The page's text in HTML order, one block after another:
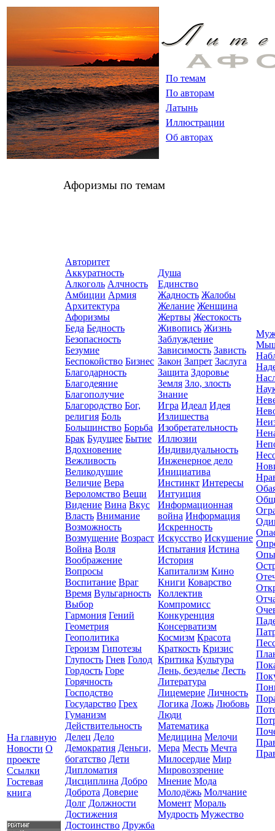
По темам
По авторам
Латынь
Иллюстрации
Об авторах
На главную
Новости О
проекте
Ссылки
Гостевая
книга
Афоризмы по темам
Авторитет
Аккуратность
Алкоголь Алчность
Амбиции Армия
Архитектура
Афоризмы
Беда Бедность
Безопасность
Безумие
Беспокойство Бизнес
Благодарность
Благодеяние
Благополучие
Благородство Бог,
религия Боль
Большинство Борьба
Брак Будущее Бытие
Вдохновение
Вежливость
Великодушие
Величие Вера
Вероломство Вещи
Видение Вина Вкус
Власть Внимание
Возможность
Возмущение Возраст
Война Воля
Воображение
Вопросы
Воспитание Враг
Время Вульгарность
Выбор
Гармония Гений
Геометрия
Геополитика
Героизм Гипотезы
Глупость Гнев Голод
Гордость Горе
Горячность
Господство
Государство Грех
Гуманизм
Действительность
Делец Дело
Демократия Деньги,
богатство Дети
Дипломатия
Дисциплина Добро
Доброта Доверие
Долг Должности
Достижения
Достоинство Дружба
Душа
Единство
Жадность Жалобы
Желание Женщина
Жертвы Жестокость
Живопись Жизнь
Заблуждение
Зависимость Зависть
Закон Запрет Заслуга
Защита Здоровье
Земля Зло, злость
Знание
Игра Идеал Идея
Излишества
Изобретательность
Иллюзии
Индивидуальность
Инженерное дело
Инициатива
Инстинкт Интересы
Интуиция
Информационная
война Информация
Искренность
Искусство Искушение
Испытания Истина
История
Капитализм Кино
Книги Коварство
Коллектив
Компромисc
Конкуренция
Консерватизм
Космизм Красота
Краткость Кризис
Критика Культура
Лень, безделье Лесть
Литература
Лицемерие Личность
Логика Ложь Любовь
Люди
Математика
Медицина Мелочи
Мера Месть Мечта
Милосердие Мир
Мировоззрение
Мнение Мода
Молодёжь Молчание
Момент Мораль
Мудрость Мужество